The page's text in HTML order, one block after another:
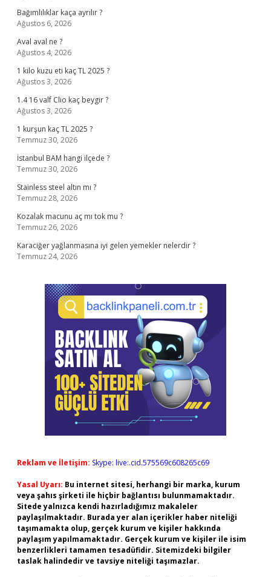
Bağımlılıklar kaça ayrılır ?
Ağustos 6, 2026
Aval aval ne ?
Ağustos 4, 2026
1 kilo kuzu eti kaç TL 2025 ?
Ağustos 3, 2026
1.4 16 valf Clio kaç beygir ?
Ağustos 3, 2026
1 kurşun kaç TL 2025 ?
Temmuz 30, 2026
İstanbul BAM hangi ilçede ?
Temmuz 30, 2026
Stainless steel altın mı ?
Temmuz 28, 2026
Kozalak macunu aç mı tok mu ?
Temmuz 26, 2026
Karaciğer yağlanmasına iyi gelen yemekler nelerdir ?
Temmuz 24, 2026
Reklam ve İletişim: Skype: live:.cid.575569c608265c69
Yasal Uyarı: Bu internet sitesi, herhangi bir marka, kurum
veya şahıs şirketi ile hiçbir bağlantısı bulunmamaktadır.
Sitede yalnızca kendi hazırladığımız makaleler
paylaşılmaktadır. Burada yer alan içerikler haber niteliği
taşımamakta olup, gerçek kurum ve kişiler hakkında
paylaşım yapılmamaktadır. Gerçek kurum ve kişiler ile isim
benzerlikleri tamamen tesadüfidir. Sitemizdeki bilgiler
taslak halindedir ve tavsiye niteliği taşımazlar.